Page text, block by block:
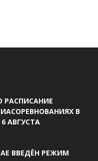
РАСПИСАНИЕ
В
АВГУСТА
ВВЕДЁН РЕЖИМ